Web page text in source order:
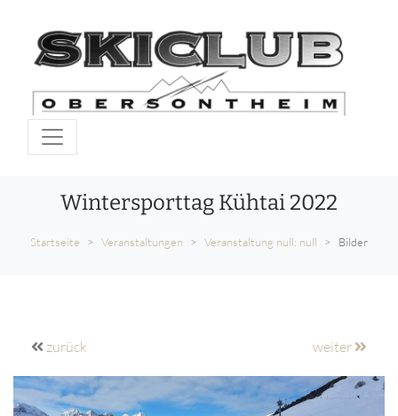
Wintersporttag Kühtai 2022
Startseite Veranstaltungen Veranstaltung null: null Bilder
zurück weiter